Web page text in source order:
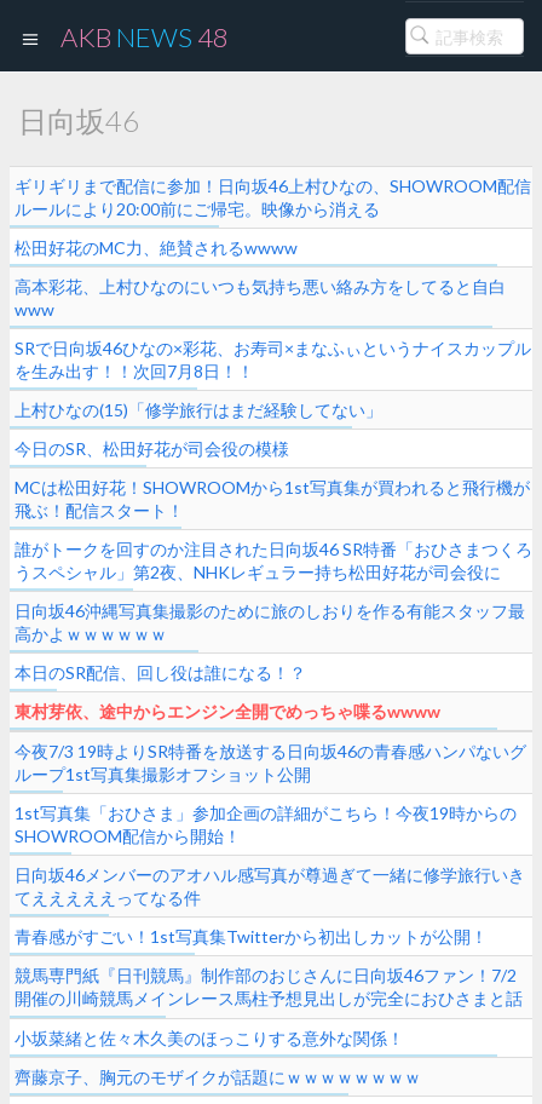
AKB NEWS 48
日向坂46
ギリギリまで配信に参加！日向坂46上村ひなの、SHOWROOM配信
ルールにより20:00前にご帰宅。映像から消える
松田好花のMC力、絶賛されるwwww
高本彩花、上村ひなのにいつも気持ち悪い絡み方をしてると自白
www
SRで日向坂46ひなの×彩花、お寿司×まなふぃというナイスカップル
を生み出す！！次回7月8日！！
上村ひなの(15)「修学旅行はまだ経験してない」
今日のSR、松田好花が司会役の模様
MCは松田好花！SHOWROOMから1st写真集が買われると飛行機が
飛ぶ！配信スタート！
誰がトークを回すのか注目された日向坂46 SR特番「おひさまつくろ
うスペシャル」第2夜、NHKレギュラー持ち松田好花が司会役に
日向坂46沖縄写真集撮影のために旅のしおりを作る有能スタッフ最
高かよｗｗｗｗｗｗ
本日のSR配信、回し役は誰になる！？
東村芽依、途中からエンジン全開でめっちゃ喋るwwww
今夜7/3 19時よりSR特番を放送する日向坂46の青春感ハンパないグ
ループ1st写真集撮影オフショット公開
1st写真集「おひさま」参加企画の詳細がこちら！今夜19時からの
SHOWROOM配信から開始！
日向坂46メンバーのアオハル感写真が尊過ぎて一緒に修学旅行いき
てえええええってなる件
青春感がすごい！1st写真集Twitterから初出しカットが公開！
競馬専門紙『日刊競馬』制作部のおじさんに日向坂46ファン！7/2
開催の川崎競馬メインレース馬柱予想見出しが完全におひさまと話
題に
小坂菜緒と佐々木久美のほっこりする意外な関係！
齊藤京子、胸元のモザイクが話題にｗｗｗｗｗｗｗｗ